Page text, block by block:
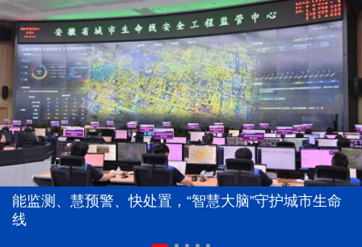
能监测、慧预警、快处置，“智慧大脑”守护城市生命
线